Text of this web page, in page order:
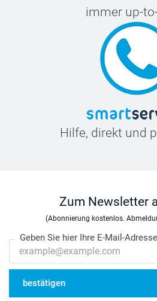
immer up-
Hilfe, direkt und
Zum Newsletter
(Abonnierung kostenlos.
Geben Sie hier Ihre E-Mail-
bestätigen